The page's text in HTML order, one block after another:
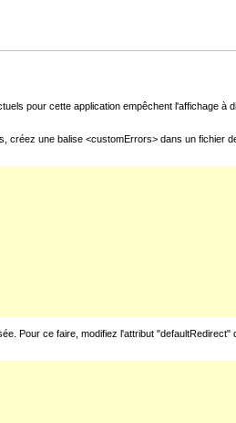
pour cette application empêchent l'affichage
une balise <customErrors> dans un fichier
Pour ce faire, modifiez l'attribut